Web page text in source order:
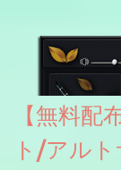
【無料配
ト/アル